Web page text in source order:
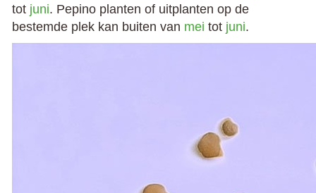
tot juni. Pepino planten of uitplanten op de
bestemde plek kan buiten van mei tot juni.